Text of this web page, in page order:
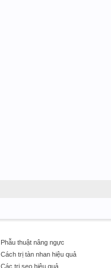
Phẫu thuật nâng ngực
Cách trị tàn nhan hiệu quả
Các trị sẹo hiệu quả